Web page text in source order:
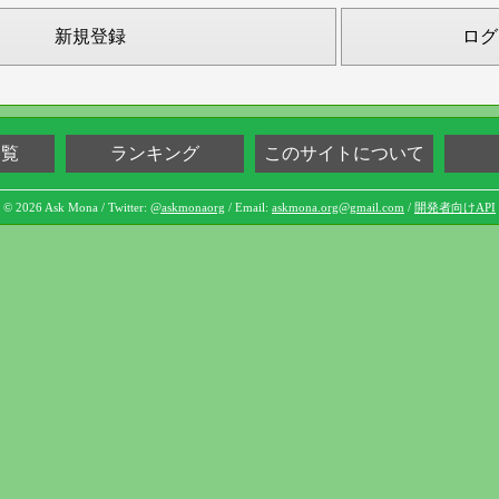
新規登録 ロ
ランキング このサイトについて
© 2026 Ask Mona / Twitter: @askmonaorg / Email: askmona.org@gmail.com / 開発者向けAPI